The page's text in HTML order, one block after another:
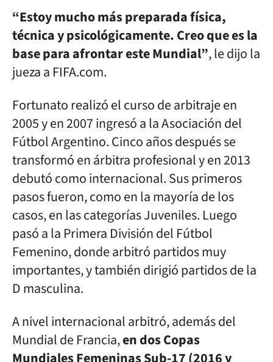
“Estoy mucho más preparada física,
técnica y psicológicamente. Creo que es la
base para afrontar este Mundial”, le dijo la
jueza a FIFA.com.
Fortunato realizó el curso de arbitraje en
2005 y en 2007 ingresó a la Asociación del
Fútbol Argentino. Cinco años después se
transformó en árbitra profesional y en 2013
debutó como internacional. Sus primeros
pasos fueron, como en la mayoría de los
casos, en las categorías Juveniles. Luego
pasó a la Primera División del Fútbol
Femenino, donde arbitró partidos muy
importantes, y también dirigió partidos de la
D masculina.
A nivel internacional arbitró, además del
Mundial de Francia,en dos Copas